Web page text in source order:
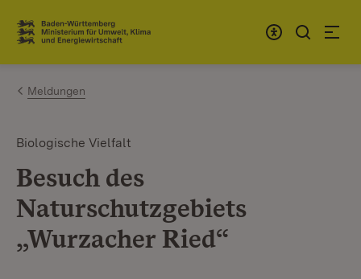
Zum Inhalt springen
Link zur Startseite
Meldungen
Biologische Vielfalt
Besuch des
Naturschutzgebiets
„Wurzacher Ried“